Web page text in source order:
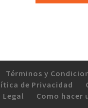
Términos y
de Privacidad
Legal
Como hacer